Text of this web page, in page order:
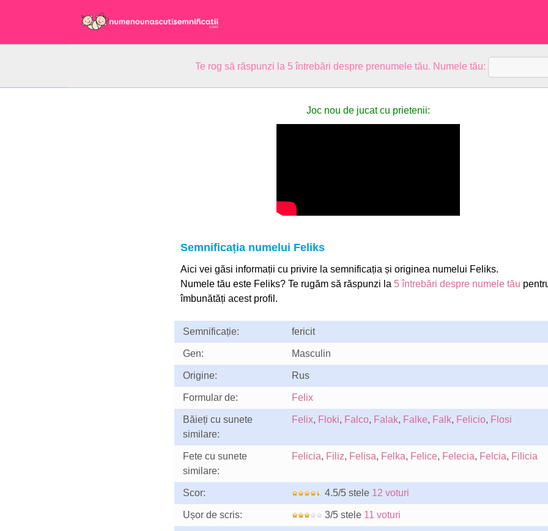
Te rog să răspunzi la 5 întrebări despre prenumele tău. Numele tău:
Joc nou de jucat cu prietenii:
Semnificația numelui Feliks
Aici vei găsi informații cu privire la semnificația și originea numelui Feliks.
Numele tău este Feliks? Te rugăm să răspunzi la 5 întrebări despre numele tău
îmbunătăți acest profil.
Semnificație: fericit
Gen: Masculin
Origine: Rus
Formular de: Felix
Băieți cu sunete
similare:
Felix, Floki, Falco, Falak, Falke, Falk, Felicio, Flosi
Fete cu sunete
similare:
Felicia, Filiz, Felisa, Felka, Felice, Felecia, Felcia, Filicia
Scor: 4.5/5 stele 12 voturi
Ușor de scris: 3/5 stele 11 voturi